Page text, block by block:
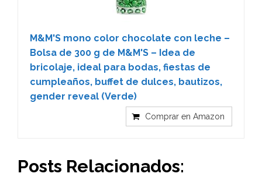
M&M'S mono color chocolate con leche –
Bolsa de 300 g de M&M'S – Idea de
bricolaje, ideal para bodas, fiestas de
cumpleaños, buffet de dulces, bautizos,
gender reveal (Verde)
Comprar en Amazon
Posts Relacionados: